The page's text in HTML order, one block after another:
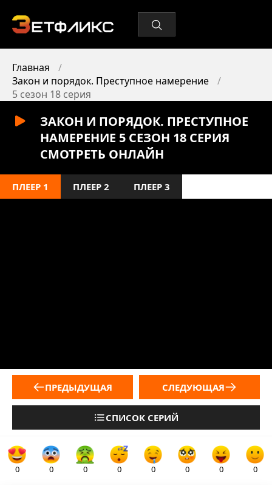
Главная
Закон и порядок. Преступное намерение
5 сезон 18 серия
ЗАКОН И ПОРЯДОК. ПРЕСТУПНОЕ
НАМЕРЕНИЕ 5 СЕЗОН 18 СЕРИЯ
СМОТРЕТЬ ОНЛАЙН
ПЛЕЕР 1 ПЛЕЕР 2 ПЛЕЕР 3
ПРЕДЫДУЩАЯ
СПИСОК СЕРИЙ
СЛЕДУЮЩАЯ
0 0 0 0 0 0 0 0